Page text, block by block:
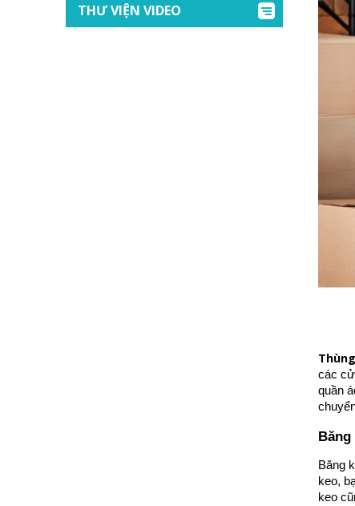
THƯ VIỆN VIDEO
các
quần
Băng
Băng
keo,
keo